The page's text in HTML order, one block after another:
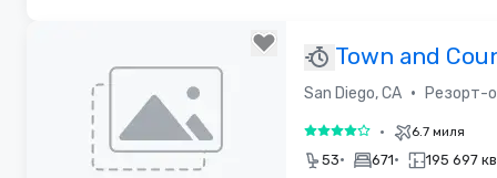
Town and
San Diego
San Diego, CA • Резорт-
4 из 5 • 6.7 миля
53• 671• 195 697